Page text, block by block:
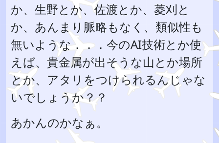
か、生野とか、佐渡とか、菱刈と
か、あんまり脈略もなく、類似性も
無いような．．．今のAI技術とか使
えば、貴金属が出そうな山とか場所
とか、アタリをつけられるんじゃな
いでしょうか？？
あかんのかなぁ。